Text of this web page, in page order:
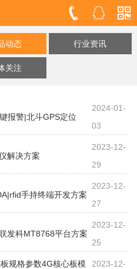
动态 行业资讯
关注
报警|北斗GPS定位
2024-01-
03
解决方案
2023-12-
29
手持终端开发方案
2023-12-
27
发科MT8768平台方案
2023-12-
25
规格参数4G核心板模
2023-12-